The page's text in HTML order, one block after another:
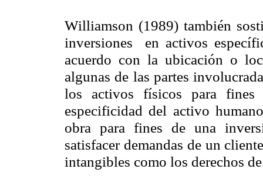
Williamson (1989) también
inversiones
en activos
acuerdo con la ubicación o
algunas de las partes
los activos físicos para
especificidad del activo
obra para fines de una
satisfacer demandas de un
intangibles como los derechos